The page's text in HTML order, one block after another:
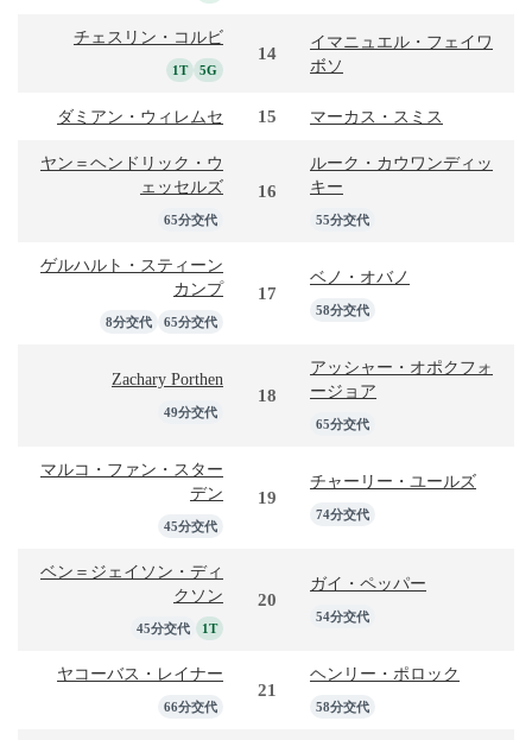
チェスリン・コルビ
1T 5G
14
イマニュエル・フェイワ
ボソ
ダミアン・ウィレムセ 15 マーカス・スミス
ヤン＝ヘンドリック・ウ
ェッセルズ
65分交代
16
ルーク・カウワンディッ
キー
55分交代
ゲルハルト・スティーン
カンプ
8分交代 65分交代
17
ベノ・オバノ
58分交代
Zachary Porthen
49分交代
18
アッシャー・オポクフォ
ージョア
65分交代
マルコ・ファン・スター
デン
45分交代
19
チャーリー・ユールズ
74分交代
ベン＝ジェイソン・ディ
クソン
45分交代 1T
20
ガイ・ペッパー
54分交代
ヤコーバス・レイナー
66分交代
21
ヘンリー・ポロック
58分交代